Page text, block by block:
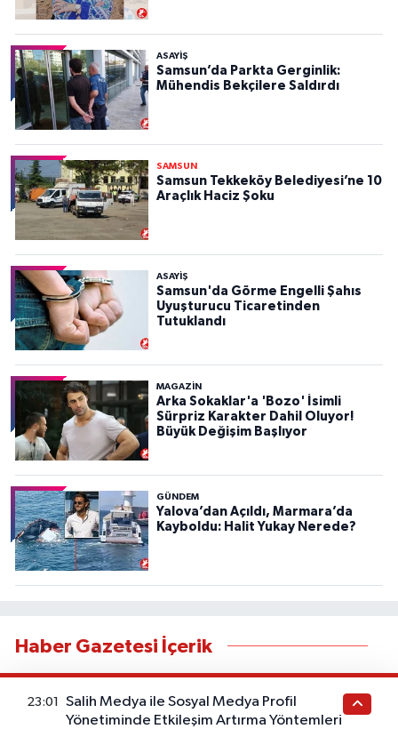
ASAYIŞ
Samsun’da Parkta Gerginlik:
Mühendis Bekçilere Saldırdı
SAMSUN
Samsun Tekkeköy Belediyesi’ne 10
Araçlık Haciz Şoku
ASAYIŞ
Samsun'da Görme Engelli Şahıs
Uyuşturucu Ticaretinden
Tutuklandı
MAGAZİN
Arka Sokaklar'a 'Bozo' İsimli
Sürpriz Karakter Dahil Oluyor!
Büyük Değişim Başlıyor
GÜNDEM
Yalova’dan Açıldı, Marmara’da
Kayboldu: Halit Yukay Nerede?
Haber Gazetesi İçerik
durumunuzla ilgili doğru teşhis ve tedavi için
doktorunuza başvurunuz. Bu içerik ticari iş birliği veya
23:01
Salih Medya ile Sosyal Medya Profil
Yönetiminde Etkileşim Artırma Yöntemleri